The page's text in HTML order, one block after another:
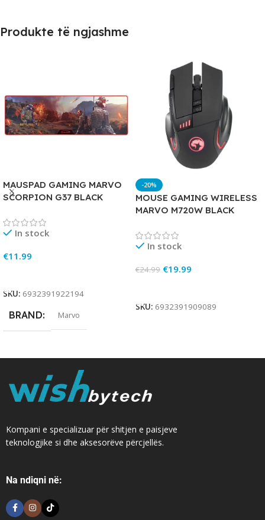
Produkte të ngjashme
MAUSPAD GAMING MARVO
SCORPION G37 BLACK
In stock
€11.99
SKU: 6932391922194
BRAND Marvo
-20%
MOUSE GAMING WIRELESS
MARVO M720W BLACK
In stock
€24.99 €19.99
SKU: 6932391909089
Kompani e specializuar për shitjen e paisjeve
teknologjike si dhe aksesorëve përcjellës.
Na ndiqni në: